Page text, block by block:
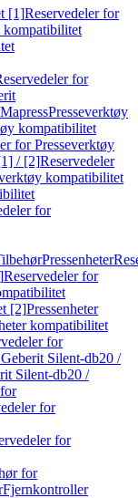
[1]Reservedeler for
kompatibilitet
for
Presseverktøy
kompatibilitet
for Presseverktøy
/ [2]Reservedeler
kompatibilitet
for
Pressenheter
Reservedeler for
[2]Pressenheter
kompatibilitet
for
Silent-db20 /
Silent-db20 /
for
for
for
Fjernkontroller